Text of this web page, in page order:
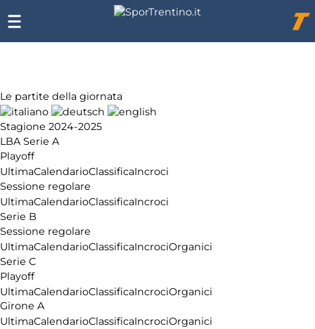
Le partite della giornata
Stagione 2024-2025
LBA Serie A
Playoff
UltimaCalendarioClassificaIncroci
Sessione regolare
UltimaCalendarioClassificaIncroci
Serie B
Sessione regolare
UltimaCalendarioClassificaIncrociOrganici
Serie C
Playoff
UltimaCalendarioClassificaIncrociOrganici
Girone A
UltimaCalendarioClassificaIncrociOrganici
Chi
siamo
Affiliazione